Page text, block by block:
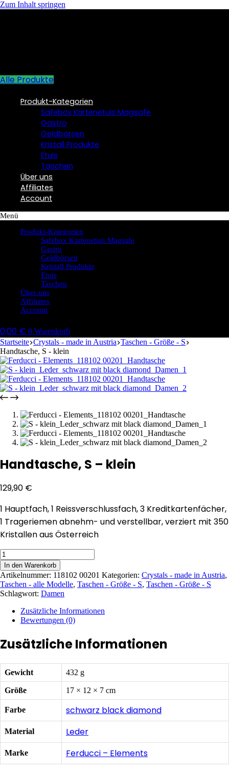
Zum Inhalt springen
Alle Produkte
Produkt-Kategorien
Safebox Kartenetuis Magsafe
Gastro
Geldbörsen
Kristall Produkte
Etuis
Taschen
Über uns
Affiliates
Account
Menü
Produkt-Kategorien
Safebox Kartenetuis Magsafe
Gastro
Geldbörsen
Kristall Produkte
Etuis
Taschen
Über uns
Affiliates
Account
0,00 € 0 Warenkorb
Startseite Crystals - made in Austria Taschen - Größe - S
Handtasche, S - klein
Handtasche, S – klein
129,90 €
1 Hauptfach, 1 Reissverschlussfach, 3 Kreditkartenfächer,
1 Trageriemen abnehm- und verstellbar, verziert mit 350
Kristallen aus Österreich
Handtasche,
S
-
klein
Menge
In den Warenkorb
Artikelnummer: 118102 00201 Kategorien: Crystals - made in Austria,
Taschen - alle Modelle, Taschen - Größe - S, Taschen - Größe - S
Schlagwort: Damen
Zusätzliche Informationen
Bewertungen (0)
Zusätzliche Informationen
Gewicht 432 g
Größe 17 × 12 × 7 cm
Farbe schwarz black diamond
Material Leder
Marke Ferducci – Elements